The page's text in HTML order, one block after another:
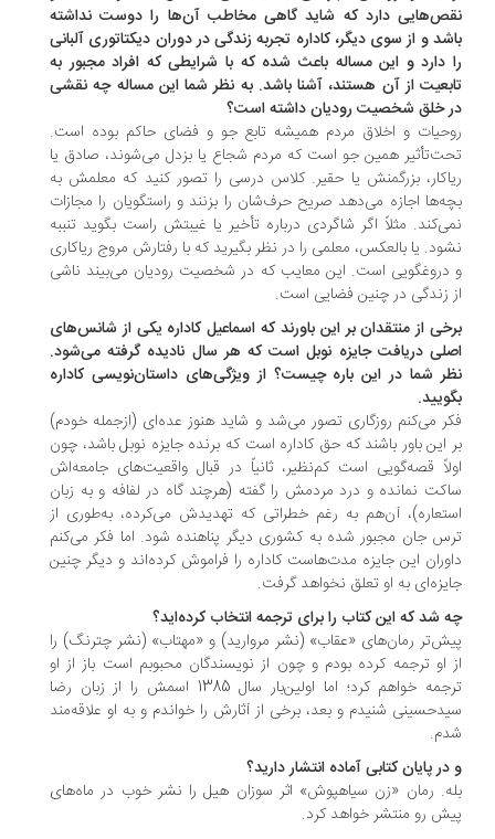
دارد که شاید گاهی مخاطب آن‌ها را دوست نداشته
و از سوی دیگر، کاداره تجربه زندگی در دوران دیکتاتوری آلبانی
دارد و این مساله باعث شده که با شرایطی که افراد مجبور به
از آن هستند، آشنا باشد. به نظر شما این مساله چه نقشی
خلق شخصیت رودیان داشته است؟
و اخلاق مردم همیشه تابع جو و فضای حاکم بوده است.
همین جو است که مردم شجاع یا بزدل می‌شوند، صادق یا
بزرگمنش یا حقیر. کلاس درسی را تصور کنید که معلمش به
اجازه می‌دهد صریح حرف‌شان را بزنند و راستگویان را مجازات
مثلاً اگر شاگردی درباره تأخیر یا غیبتش راست بگوید تنببه
یا بالعکس، معلمی را در نظر بگیرید که با رفتارش مروج ریاکاری
دروغگویی است. این معایب که در شخصیت رودیان می‌بیند ناشی
زندگی در چنین فضایی است.
از منتقدان بر این باورند که اسماعیل کاداره یکی از شانس‌های
دریافت جایزه نوبل است که هر سال نادیده گرفته می‌شود.
شما در این باره چیست؟ از ویژگی‌های داستان‌نویسی کاداره
می‌کنم روزگاری تصور می‌شد و شاید هنوز عده‌ای (ازجمله خودم)
این باور باشند که حق کاداره است که برنده جایزه‌ نوبل باشد، چون
قصه‌گویی است کم‌نظیر، ثانیاً در قبال واقعیت‌های جامعه‌اش
نمانده و درد مردمش را گفته (هرچند گاه در لفافه و به زبان
آن‌هم به رغم خطراتی که تهدیدش می‌کرده، به‌طوری از
جان مجبور شده به کشوری دیگر پناهنده شود. اما فکر می‌کنم
این جایزه مدت‌هاست کاداره را فراموش کرده‌اند و دیگر چنین
به او تعلق نخواهد گرفت.
شد که این کتاب را برای ترجمه انتخاب کرده‌اید؟
رمان‌های «عقاب» (نشر مروارید) و «مهتاب» (نشر چترنگ) را
او ترجمه کرده بودم و چون از نویسندگان محبوبم است باز از او
ترجمه خواهم کرد؛ اما اولین‌بار سال 1385 اسمش را از زبان رضا
شنیدم و بعد، برخی از آثارش را خواندم و به او علاقه‌مند
پایان کتابی آماده انتشار دارید؟
رمان «زن سیاهپوش» اثر سوزان هیل را نشر خوب در ماه‌های
رو منتشر خواهد کرد.